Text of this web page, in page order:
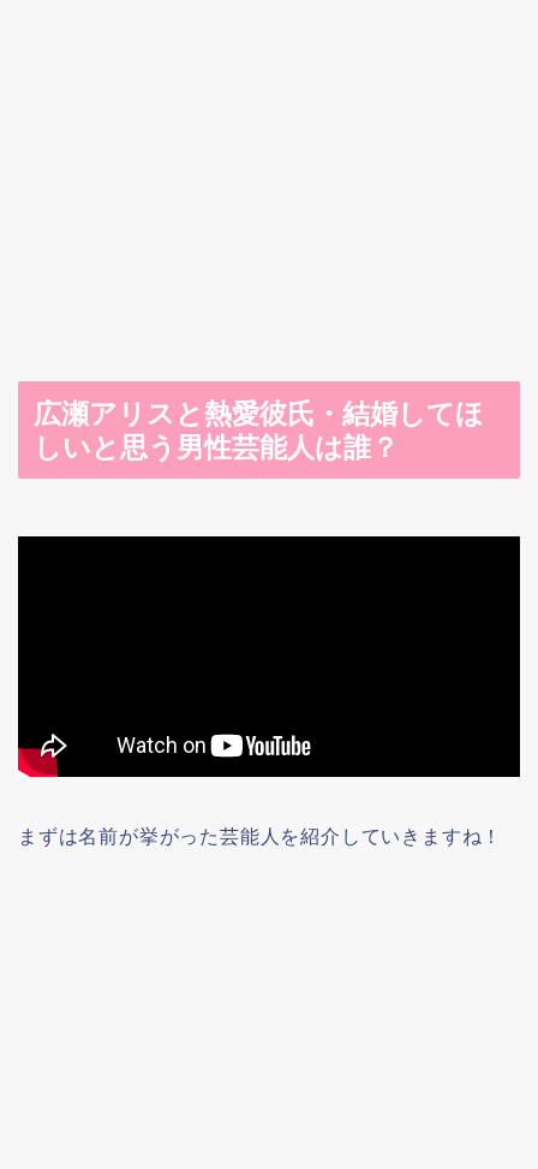
広瀬アリスと熱愛彼氏・結婚してほ
しいと思う男性芸能人は誰？
まずは名前が挙がった芸能人を紹介していきますね！